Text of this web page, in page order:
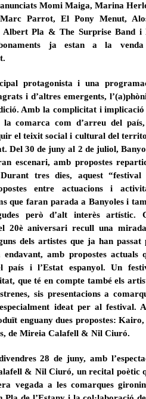
anunciats Momi Maiga, Marina
Parrot, El Pony Menut,
Albert Pla & The Surprise Band i
ja estan a la
protagonista i una
i d’altres emergents,
Amb la complicitat i implicació
comarca com d’arreu del
el teixit social i cultural del
Del 30 de juny al 2 de juliol,
escenari, amb propostes
tres dies, aquest “festival
entre actuacions i
que faran paradaa Banyoles i
però d’alt interès artístic.
20è aniversari recull una
dels artistes que ja han passat
amb propostes actuals
país i l’Estat espanyol. Un
que té en compte també els
sis presentacions a
ideat per al festival.
enguany dues propostes: Kairo,
de Mireia Calafell & Nil Ciuró.
28 de juny, amb
& Nil Ciuró, un recital poètic
vegada a les comarques